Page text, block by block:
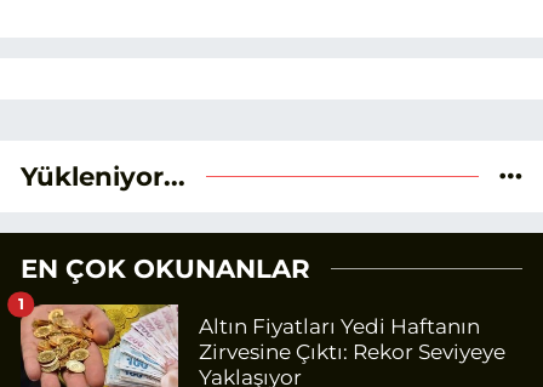
Yükleniyor...
EN ÇOK OKUNANLAR
Altın Fiyatları Yedi Haftanın
Zirvesine Çıktı: Rekor Seviyeye
Yaklaşıyor
1